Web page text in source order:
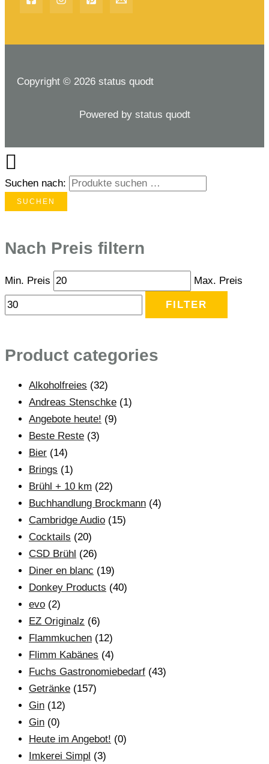
Copyright © 2026 status quodt
Powered by status quodt
Suchen nach:
SUCHEN
Nach Preis filtern
Min. Preis Max. Preis
FILTER
Product categories
Alkoholfreies (32)
Andreas Stenschke (1)
Angebote heute! (9)
Beste Reste (3)
Bier (14)
Brings (1)
Brühl + 10 km (22)
Buchhandlung Brockmann (4)
Cambridge Audio (15)
Cocktails (20)
CSD Brühl (26)
Diner en blanc (19)
Donkey Products (40)
evo (2)
EZ Originalz (6)
Flammkuchen (12)
Flimm Kabänes (4)
Fuchs Gastronomiebedarf (43)
Getränke (157)
Gin (12)
Gin (0)
Heute im Angebot! (0)
Imkerei Simpl (3)